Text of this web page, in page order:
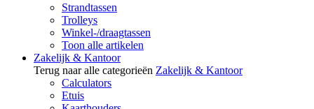
Strandtassen
Trolleys
Winkel-/draagtassen
Toon alle artikelen
Zakelijk & Kantoor
Terug naar alle categorieën Zakelijk & Kantoor
Calculators
Etuis